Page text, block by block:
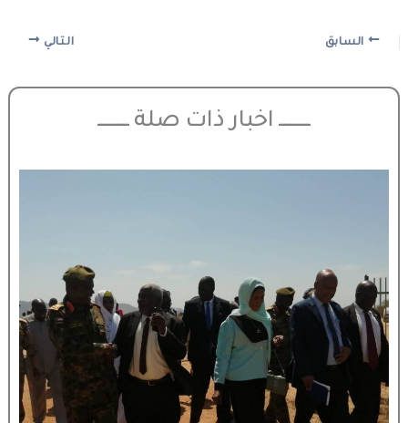
السابق التالي
ـــــــــــ اخبار ذات صلة ـــــــــــ